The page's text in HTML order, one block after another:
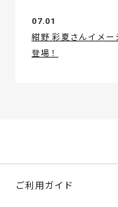
07.01
紺野 彩夏さんイメー
登場！
ご利用ガイド